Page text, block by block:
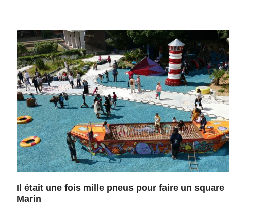
Il était une fois mille pneus pour faire un square
Marin